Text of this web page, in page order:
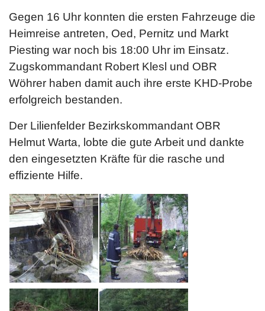
Gegen 16 Uhr konnten die ersten Fahrzeuge die
Heimreise antreten, Oed, Pernitz und Markt
Piesting war noch bis 18:00 Uhr im Einsatz.
Zugskommandant Robert Klesl und OBR
Wöhrer haben damit auch ihre erste KHD-Probe
erfolgreich bestanden.
Der Lilienfelder Bezirkskommandant OBR
Helmut Warta, lobte die gute Arbeit und dankte
den eingesetzten Kräfte für die rasche und
effiziente Hilfe.